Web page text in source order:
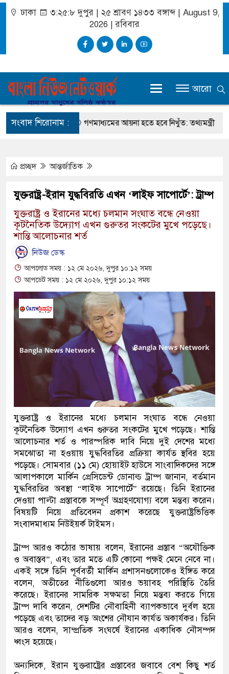
ঢাকা ৩:২৫:৯ দুপুর| ২৫ শ্রাবণ ১৪৩৩ বঙ্গাব্দ | August 9,
2026 |রবিবার
আরো
সংবাদ শিরোনাম :
প্রায় শেষ গণমাধ্যমের আয়না হতে হবে নিখুঁত: তথ্যমন্ত্রী ওমরাহ
প্রচ্ছদ আন্তর্জাতিক
যুক্তরাষ্ট্র-ইরান যুদ্ধবিরতি এখন ‘লাইফ সাপোর্টে’: ট্রাম্প
যুক্তরাষ্ট্র ও ইরানের মধ্যে চলমান সংঘাত বন্ধে নেওয়া
কূটনৈতিক উদ্যোগ এখন গুরুতর সংকটের মুখে পড়েছে।
শান্তি আলোচনার শর্ত
নিউজ ডেস্ক
আপলোড সময় : ১২ মে ২০২৬, দুপুর ১০:১২ সময়
আপডেট সময় : ১২ মে ২০২৬, দুপুর ১০:১২ সময়
যুক্তরাষ্ট্র ও ইরানের মধ্যে চলমান সংঘাত বন্ধে নেওয়া
কূটনৈতিক উদ্যোগ এখন গুরুতর সংকটের মুখে পড়েছে। শান্তি
আলোচনার শর্ত ও পারস্পরিক দাবি নিয়ে দুই দেশের মধ্যে
সমঝোতা না হওয়ায় যুদ্ধবিরতির প্রক্রিয়া কার্যত স্থবির হয়ে
পড়েছে। সোমবার (১১ মে) হোয়াইট হাউসে সাংবাদিকদের সঙ্গে
আলাপকালে মার্কিন প্রেসিডেন্ট ডোনাল্ড ট্রাম্প জানান, বর্তমান
যুদ্ধবিরতির অবস্থা “লাইফ সাপোর্টে” রয়েছে। তিনি ইরানের
দেওয়া পাল্টা প্রস্তাবকে সম্পূর্ণ অগ্রহণযোগ্য বলে মন্তব্য করেন।
বিষয়টি নিয়ে প্রতিবেদন প্রকাশ করেছে যুক্তরাষ্ট্রভিত্তিক
সংবাদমাধ্যম নিউইয়র্ক টাইমস।
ট্রাম্প আরও কঠোর ভাষায় বলেন, ইরানের প্রস্তাব “অযৌক্তিক
ও অবাস্তব”, এবং তার মতে এটি কোনো পক্ষই মেনে নেবে না।
একই সঙ্গে তিনি পূর্ববর্তী মার্কিন প্রশাসনগুলোকেও ইঙ্গিত করে
বলেন, অতীতের নীতিগুলো আরও ভয়াবহ পরিস্থিতি তৈরি
করেছে। ইরানের সামরিক সক্ষমতা নিয়ে মন্তব্য করতে গিয়ে
ট্রাম্প দাবি করেন, দেশটির নৌবাহিনী ব্যাপকভাবে দুর্বল হয়ে
পড়েছে এবং তাদের বড় অংশের নৌযান কার্যত অকার্যকর। তিনি
আরও বলেন, সাম্প্রতিক সংঘর্ষে ইরানের একাধিক নৌসম্পদ
ধ্বংস হয়েছে।
অন্যদিকে, ইরান যুক্তরাষ্ট্রের প্রস্তাবের জবাবে বেশ কিছু শর্ত